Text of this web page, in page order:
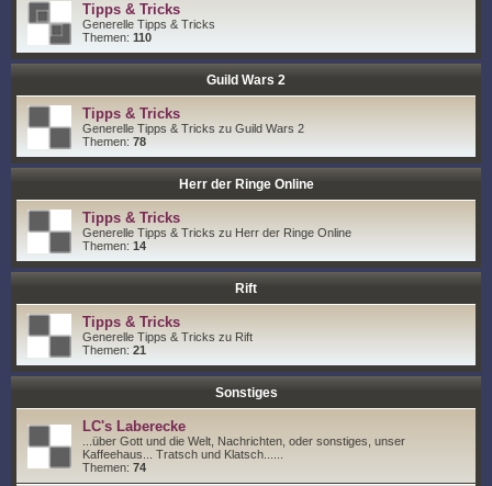
Tipps & Tricks
Generelle Tipps & Tricks
Themen: 110
Guild Wars 2
Tipps & Tricks
Generelle Tipps & Tricks zu Guild Wars 2
Themen: 78
Herr der Ringe Online
Tipps & Tricks
Generelle Tipps & Tricks zu Herr der Ringe Online
Themen: 14
Rift
Tipps & Tricks
Generelle Tipps & Tricks zu Rift
Themen: 21
Sonstiges
LC's Laberecke
...über Gott und die Welt, Nachrichten, oder sonstiges, unser
Kaffeehaus... Tratsch und Klatsch......
Themen: 74